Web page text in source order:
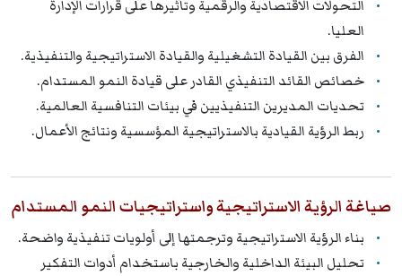
التحولات الاقتصادية والرقمية وتأثيرها على قرارات الإدارة
العليا.
الفرق بين القيادة التشغيلية والقيادة الاستراتيجية والتنفيذية.
خصائص القائد التنفيذي القادر على قيادة النمو المستدام.
تحديات المديرين التنفيذيين في بيئات التنافسية العالمية.
ربط الرؤية القيادية بالاستراتيجية المؤسسية ونتائج الأعمال.
صياغة الرؤية الاستراتيجية واستراتيجيات النمو المستدام
بناء الرؤية الاستراتيجية وترجمتها إلى أولويات تنفيذية واضحة.
تحليل البيئة الداخلية والخارجية باستخدام أدوات التفكير